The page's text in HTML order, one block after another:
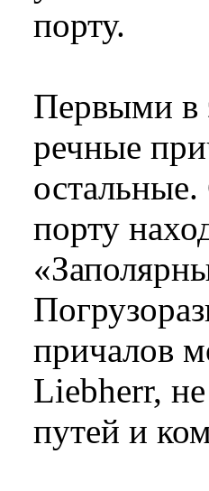
порту.
Первыми в
речные
порту
причалов
Liebherr,
путей и